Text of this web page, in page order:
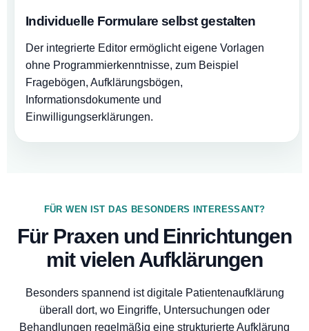
Individuelle Formulare selbst gestalten
Der integrierte Editor ermöglicht eigene Vorlagen
ohne Programmierkenntnisse, zum Beispiel
Fragebögen, Aufklärungsbögen,
Informationsdokumente und
Einwilligungserklärungen.
FÜR WEN IST DAS BESONDERS INTERESSANT?
Für Praxen und Einrichtungen
mit vielen Aufklärungen
Besonders spannend ist digitale Patientenaufklärung
überall dort, wo Eingriffe, Untersuchungen oder
Behandlungen regelmäßig eine strukturierte Aufklärung